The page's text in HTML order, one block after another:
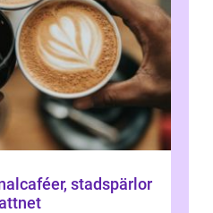
stadspärlor